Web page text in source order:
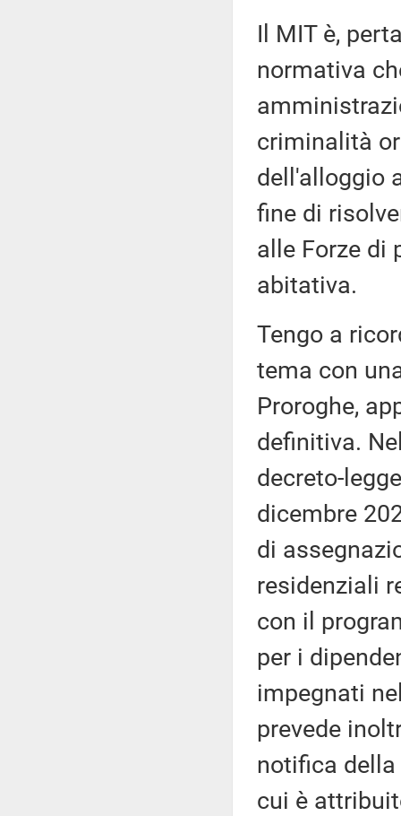
Il MIT è,
normativa
criminalità
dell'alloggio
fine di
alle Forze di
abitativa.
Tengo a
tema con
Proroghe,
definitiva.
decreto-
dicembre
di
residenziali
con il
per i
impegnati
prevede
notifica
cui è